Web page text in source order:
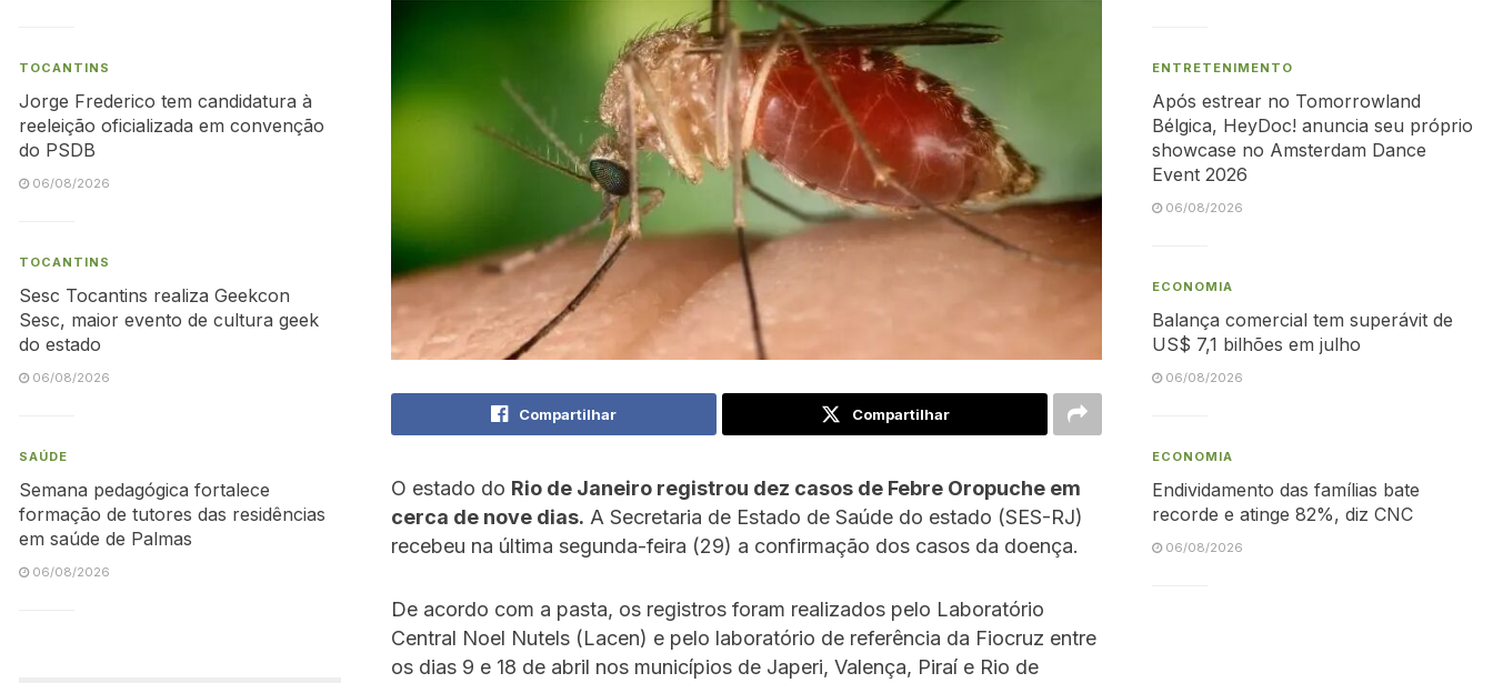
Compartilhar Compartilhar
O estado do Rio de Janeiro registrou dez casos de Febre Oropuche em
cerca de nove dias. A Secretaria de Estado de Saúde do estado (SES-RJ)
recebeu na última segunda-feira (29) a confirmação dos casos da doença.
De acordo com a pasta, os registros foram realizados pelo Laboratório
Central Noel Nutels (Lacen) e pelo laboratório de referência da Fiocruz entre
os dias 9 e 18 de abril nos municípios de Japeri, Valença, Piraí e Rio de
TOCANTINS
Jorge Frederico tem candidatura à
reeleição oficializada em convenção
do PSDB
06/08/2026
TOCANTINS
Sesc Tocantins realiza Geekcon
Sesc, maior evento de cultura geek
do estado
06/08/2026
SAÚDE
Semana pedagógica fortalece
formação de tutores das residências
em saúde de Palmas
06/08/2026
ENTRETENIMENTO
Após estrear no Tomorrowland
Bélgica, HeyDoc! anuncia seu próprio
showcase no Amsterdam Dance
Event 2026
06/08/2026
ECONOMIA
Balança comercial tem superávit de
US$ 7,1 bilhões em julho
06/08/2026
ECONOMIA
Endividamento das famílias bate
recorde e atinge 82%, diz CNC
06/08/2026